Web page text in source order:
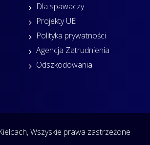
Dla spawaczy
Projekty UE
Polityka prywatności
Agencja Zatrudnienia
Odszkodowania
Wszyskie prawa zastrzeżone